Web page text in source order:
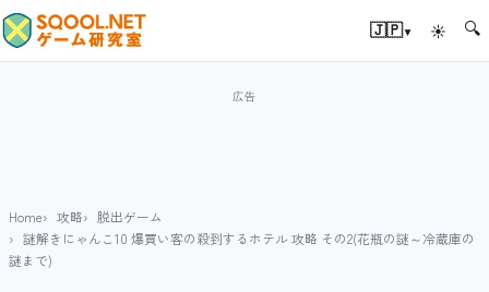
🇯🇵▾ ☀ 🔍
Home 攻略
脱出ゲーム
謎解きにゃんこ10 爆買い客の殺到するホテル 攻略 その2(花瓶の謎～冷蔵庫の
謎まで)